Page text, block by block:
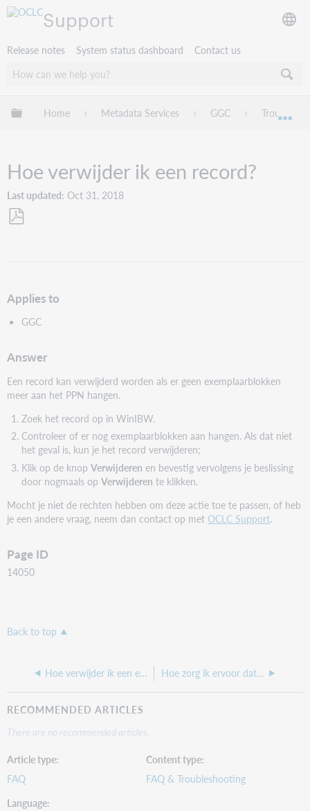
Support
Release notes System status dashboard Contact us
Expand/collapse global hierarchy
Home Metadata Services GGC
Hoe verwijder ik een record?
Last updated Oct 31, 2018
Applies to
GGC
Answer
Een record kan verwijderd worden als er geen exemplaarblokken
meer aan het PPN hangen.
Zoek het record op in WinIBW.
Controleer of er nog exemplaarblokken aan hangen. Als dat niet
het geval is, kun je het record verwijderen;
Klik op de knop Verwijderen en bevestig vervolgens je beslissing
door nogmaals op Verwijderen te klikken.
Mocht je niet de rechten hebben om deze actie toe te passen, of heb
je een andere vraag, neem dan contact op metOCLC Support.
Page ID
14050
Back to top
Hoe verwijder ik een exemplaarblok? Hoe zorg ik ervoor dat een PPN een OCN toegekend krijgt?
RECOMMENDED ARTICLES
There are no recommended articles.
Article type
FAQ
Content type
FAQ & Troubleshooting
Language